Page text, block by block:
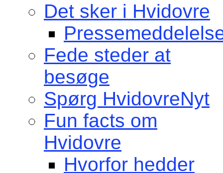
Det sker i Hvidovre
Fede steder at
besøge
Spørg HvidovreNyt
Fun facts om
Hvidovre
Hvorfor hedder